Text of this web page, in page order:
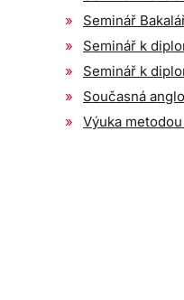
Seminář
Seminář k
Seminář k
Současná
Výuka metodou